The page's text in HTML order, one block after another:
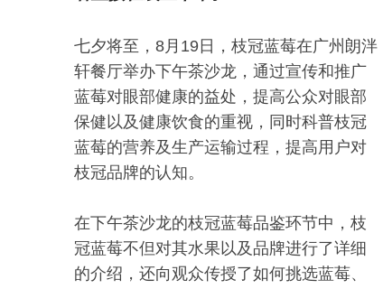
七夕将至，8月19日，枝冠蓝莓在广州朗泮
轩餐厅举办下午茶沙龙，通过宣传和推广
蓝莓对眼部健康的益处，提高公众对眼部
保健以及健康饮食的重视，同时科普枝冠
蓝莓的营养及生产运输过程，提高用户对
枝冠品牌的认知。
在下午茶沙龙的枝冠蓝莓品鉴环节中，枝
冠蓝莓不但对其水果以及品牌进行了详细
的介绍，还向观众传授了如何挑选蓝莓、